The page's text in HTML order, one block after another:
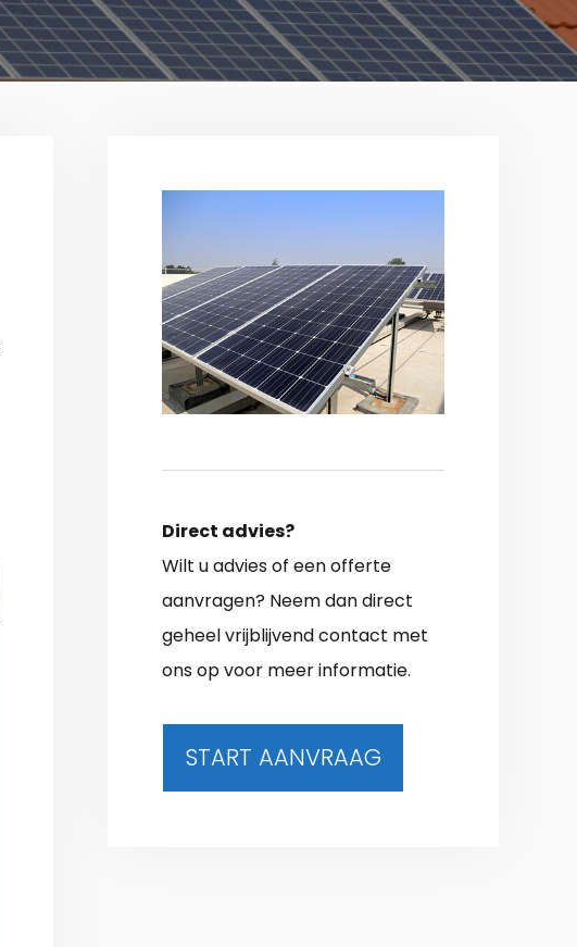
Direct advies?
Wilt u advies of een offerte
aanvragen? Neem dan direct
geheel vrijblijvend contact met
ons op voor meer informatie.
START AANVRAAG